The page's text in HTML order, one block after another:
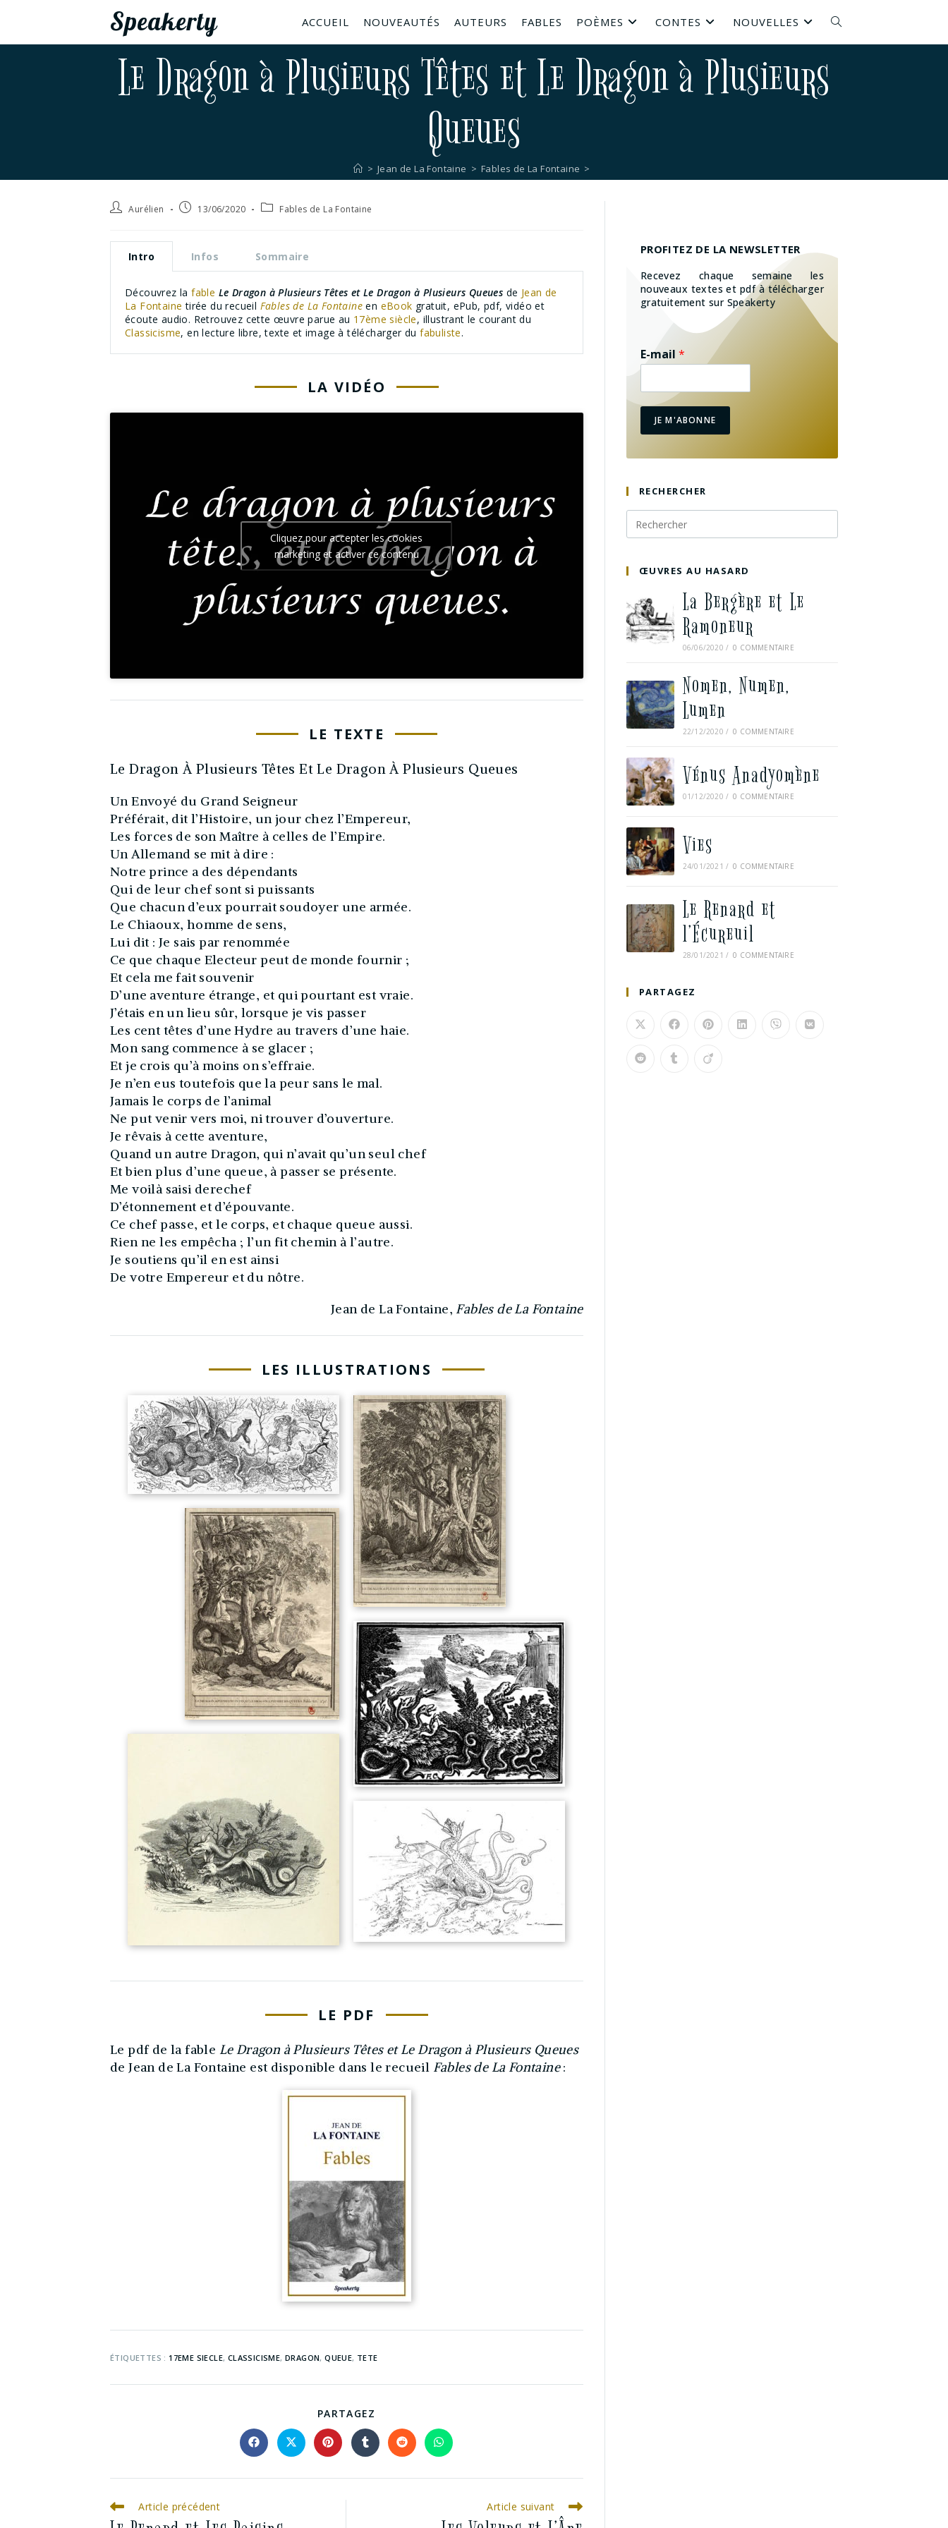
Speakerty ACCUEIL NOUVEAUTÉS AUTEURS FABLES POÈMES CONTES NOUVELLES
Le Dragon à Plusieurs Têtes et Le Dragon à Plusieurs
Queues
> Jean de La Fontaine > Fables de La Fontaine >
Aurélien 13/06/2020 Fables de La Fontaine
Intro Infos Sommaire
Découvrez lafable Le Dragon à Plusieurs Têtes et Le Dragon à Plusieurs Queues de Jean de
La Fontaine tirée du recueil Fables de La Fontaine en eBook gratuit, ePub, pdf, vidéo et
écoute audio. Retrouvez cette œuvre parue au 17ème siècle, illustrant le courant du
Classicisme, en lecture libre, texte et image à télécharger dufabuliste.
LA VIDÉO
Cliquez pour accepter les cookies
marketing et activer ce contenu
LE TEXTE
Le Dragon À Plusieurs Têtes Et Le Dragon À Plusieurs Queues
Un Envoyé du Grand Seigneur
Préférait, dit l’Histoire, un jour chez l’Empereur,
Les forces de son Maître à celles de l’Empire.
Un Allemand se mit à dire :
Notre prince a des dépendants
Qui de leur chef sont si puissants
Que chacun d’eux pourrait soudoyer une armée.
Le Chiaoux, homme de sens,
Lui dit : Je sais par renommée
Ce que chaque Electeur peut de monde fournir ;
Et cela me fait souvenir
D’une aventure étrange, et qui pourtant est vraie.
J’étais en un lieu sûr, lorsque je vis passer
Les cent têtes d’une Hydre au travers d’une haie.
Mon sang commence à se glacer ;
Et je crois qu’à moins on s’effraie.
Je n’en eus toutefois que la peur sans le mal.
Jamais le corps de l’animal
Ne put venir vers moi, ni trouver d’ouverture.
Je rêvais à cette aventure,
Quand un autre Dragon, qui n’avait qu’un seul chef
Et bien plus d’une queue, à passer se présente.
Me voilà saisi derechef
D’étonnement et d’épouvante.
Ce chef passe, et le corps, et chaque queue aussi.
Rien ne les empêcha ; l’un fit chemin à l’autre.
Je soutiens qu’il en est ainsi
De votre Empereur et du nôtre.
Jean de La Fontaine, Fables de La Fontaine
LES ILLUSTRATIONS
LE PDF
Le pdf de la fable Le Dragon à Plusieurs Têtes et Le Dragon à Plusieurs Queues
de Jean de La Fontaine est disponible dans le recueil Fables de La Fontaine:
ÉTIQUETTES :17EME SIECLE, CLASSICISME, DRAGON, QUEUE, TETE
PARTAGEZ
Article précédent Article suivant
PROFITEZ DE LA NEWSLETTER
Recevez chaque semaine les
nouveaux textes et pdf à télécharger
gratuitement sur Speakerty
E-mail *
JE M'ABONNE
RECHERCHER
ŒUVRES AU HASARD
La Bergère et Le
Ramoneur
06/06/2020 / 0 COMMENTAIRE
Nomen, Numen,
Lumen
22/12/2020 / 0 COMMENTAIRE
Vénus Anadyomène
01/12/2020 / 0 COMMENTAIRE
Vies
24/01/2021 / 0 COMMENTAIRE
Le Renard et
l’Écureuil
28/01/2021 / 0 COMMENTAIRE
PARTAGEZ